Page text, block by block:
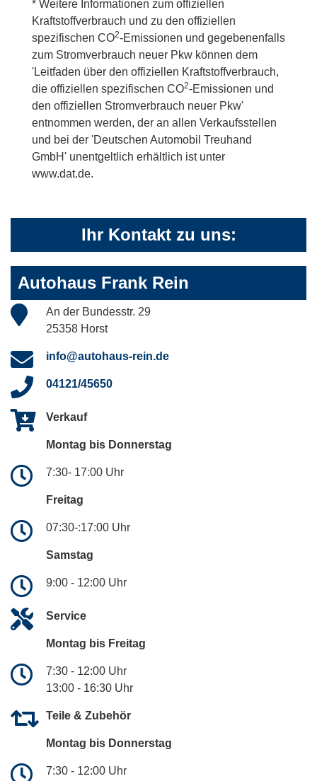
* Weitere Informationen zum offiziellen
Kraftstoffverbrauch und zu den offiziellen
spezifischen CO2-Emissionen und gegebenenfalls
zum Stromverbrauch neuer Pkw können dem
'Leitfaden über den offiziellen Kraftstoffverbrauch,
die offiziellen spezifischen CO2-Emissionen und
den offiziellen Stromverbrauch neuer Pkw'
entnommen werden, der an allen Verkaufsstellen
und bei der 'Deutschen Automobil Treuhand
GmbH' unentgeltlich erhältlich ist unter
www.dat.de.
Ihr Kontakt zu uns:
Autohaus Frank Rein
An der Bundesstr. 29
25358 Horst
info@autohaus-rein.de
04121/45650
Verkauf
Montag bis Donnerstag
7:30- 17:00 Uhr
Freitag
07:30-:17:00 Uhr
Samstag
9:00 - 12:00 Uhr
Service
Montag bis Freitag
7:30 - 12:00 Uhr
13:00 - 16:30 Uhr
Teile & Zubehör
Montag bis Donnerstag
7:30 - 12:00 Uhr